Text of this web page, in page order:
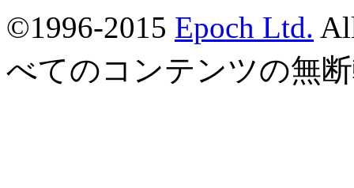
©1996-2015 Epoch Ltd.
べてのコンテンツの無